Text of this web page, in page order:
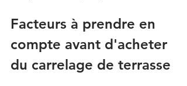
Facteurs à prendre en
compte avant d'acheter
du carrelage de terrasse